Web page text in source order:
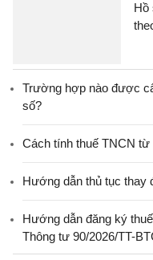
Hồ
Trường hợp nào được
số?
Cách tính thuế TNCN
Hướng dẫn thủ tục thay
Hướng dẫn đăng ký
Thông tư 90/2026/TT-